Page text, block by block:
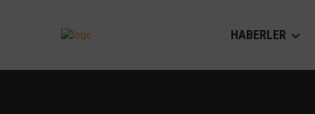
HABERLER